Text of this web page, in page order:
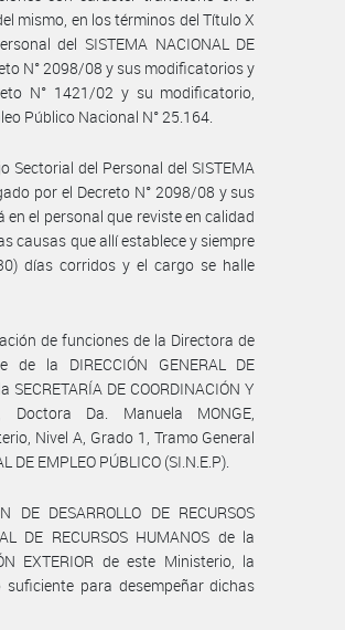
mismo, en los términos del Título X
del SISTEMA NACIONAL DE
N° 2098/08 y sus modificatorios y
N° 1421/02 y su modificatorio,
Público Nacional N° 25.164.
Sectorial del Personal del SISTEMA
por el Decreto N° 2098/08 y sus
el personal que reviste en calidad
causas que allí establece y siempre
días corridos y el cargo se halle
de funciones de la Directora de
la DIRECCIÓN GENERAL DE
SECRETARÍA DE COORDINACIÓN Y
Doctora Da. Manuela MONGE,
Nivel A, Grado 1, Tramo General
EMPLEO PÚBLICO (SI.N.E.P).
DESARROLLO DE RECURSOS
DE RECURSOS HUMANOS de la
EXTERIOR de este Ministerio, la
para desempeñar dichas